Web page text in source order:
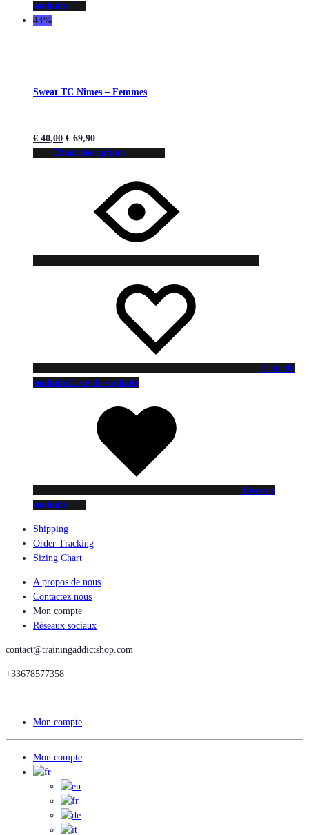
souhaits
43%
Sweat TC Nîmes – Femmes
€ 40,00 €69,90
Choix des options
Liste de
souhaits Liste de souhaits
Liste de
souhaits
Shipping
Order Tracking
Sizing Chart
A propos de nous
Contactez nous
Mon compte
Réseaux sociaux
contact@trainingaddictshop.com
+33678577358
Mon compte
Mon compte